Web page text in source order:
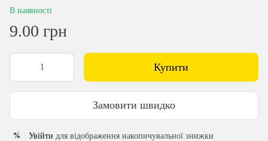
В наявності
9.00 грн
Купити
Замовити швидко
% Увійти для відображення накопичувальної знижки